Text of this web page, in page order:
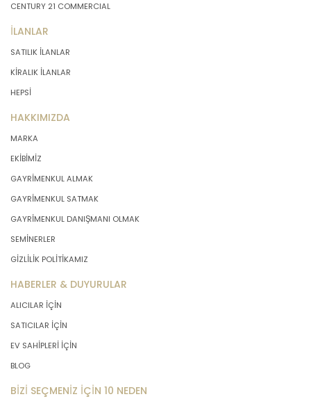
CENTURY 21 COMMERCIAL
İLANLAR
SATILIK İLANLAR
KİRALIK İLANLAR
HEPSİ
HAKKIMIZDA
MARKA
EKİBİMİZ
GAYRİMENKUL ALMAK
GAYRİMENKUL SATMAK
GAYRİMENKUL DANIŞMANI OLMAK
SEMİNERLER
GİZLİLİK POLİTİKAMIZ
HABERLER & DUYURULAR
ALICILAR İÇİN
SATICILAR İÇİN
EV SAHİPLERİ İÇİN
BLOG
BİZİ SEÇMENİZ İÇİN 10 NEDEN